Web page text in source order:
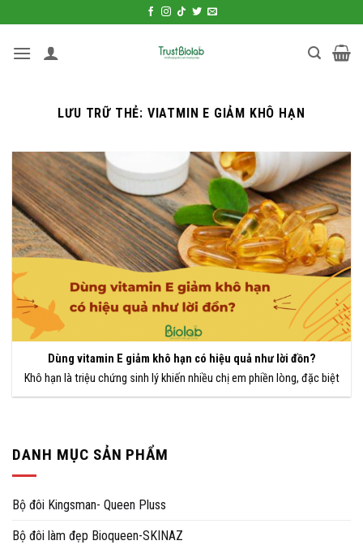
qua
LƯU TRỮ THẺ: VIATMIN E GIẢM KHÔ HẠN
Dùng vitamin E giảm khô hạn có hiệu quả như lời đồn?
Khô hạn là triệu chứng sinh lý khiến nhiều chị em phiền lòng, đặc biệt
DANH MỤC SẢN PHẨM
Bộ đôi Kingsman- Queen Pluss
Bộ đôi làm đẹp Bioqueen-SKINAZ